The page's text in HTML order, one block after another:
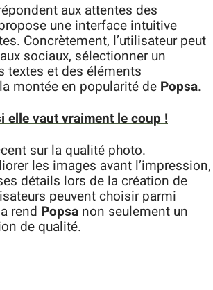
aux attentes des
une interface intuitive
Concrètement, l’utilisateur peut
sociaux, sélectionner un
textes et des éléments
montée en popularité de Popsa.
elle vaut vraiment le coup !
sur la qualité photo.
les images avant l’impression,
détails lors de la création de
peuvent choisir parmi
rend Popsa non seulement un
de qualité.